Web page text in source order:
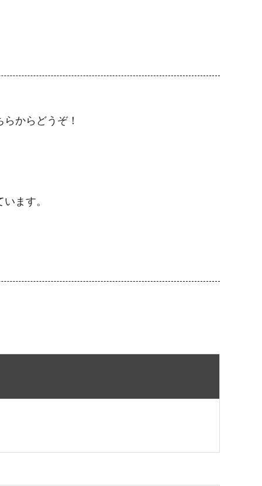
からどうぞ！
ます。